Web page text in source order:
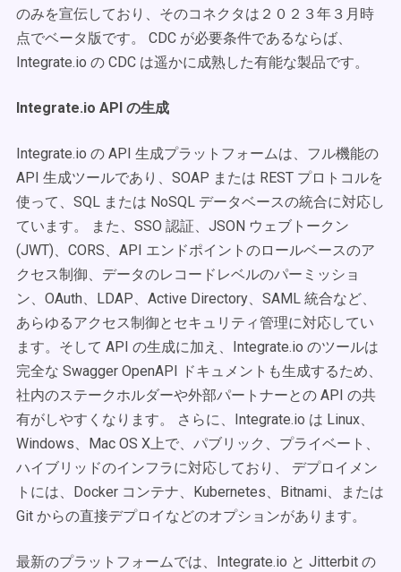
のみを宣伝しており、そのコネクタは２０２３年３月時
点でベータ版です。 CDC が必要条件であるならば、
Integrate.io の CDC は遥かに成熟した有能な製品です。
Integrate.io API の生成
Integrate.io の API 生成プラットフォームは、フル機能の
API 生成ツールであり、SOAP または REST プロトコルを
使って、SQL または NoSQL データベースの統合に対応し
ています。 また、SSO 認証、JSON ウェブトークン
(JWT)、CORS、API エンドポイントのロールベースのア
クセス制御、データのレコードレベルのパーミッショ
ン、OAuth、LDAP、Active Directory、SAML 統合など、
あらゆるアクセス制御とセキュリティ管理に対応してい
ます。そして API の生成に加え、Integrate.io のツールは
完全な Swagger OpenAPI ドキュメントも生成するため、
社内のステークホルダーや外部パートナーとの API の共
有がしやすくなります。 さらに、Integrate.io は Linux、
Windows、Mac OS X上で、パブリック、プライベート、
ハイブリッドのインフラに対応しており、 デプロイメン
トには、Docker コンテナ、Kubernetes、Bitnami、または
Git からの直接デプロイなどのオプションがあります。
最新のプラットフォームでは、Integrate.io と Jitterbit の